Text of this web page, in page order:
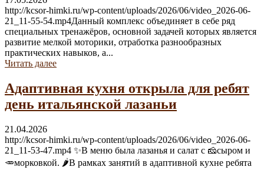
http://kcsor-himki.ru/wp-content/uploads/2026/06/video_2026-06-
21_11-55-54.mp4Данный комплекс объединяет в себе ряд
специальных тренажёров, основной задачей которых является
развитие мелкой моторики, отработка разнообразных
практических навыков, а...
Читать далее
Адаптивная кухня открыла для ребят
день итальянской лазаньи
21.04.2026
http://kcsor-himki.ru/wp-content/uploads/2026/06/video_2026-06-
21_11-53-47.mp4 ✨В меню была лазанья и салат с 🧀сыром и
🥕морковкой. 🌶В рамках занятий в адаптивной кухне ребята